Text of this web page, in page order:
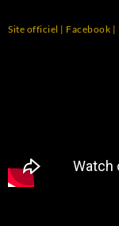
Site officiel | Facebook |